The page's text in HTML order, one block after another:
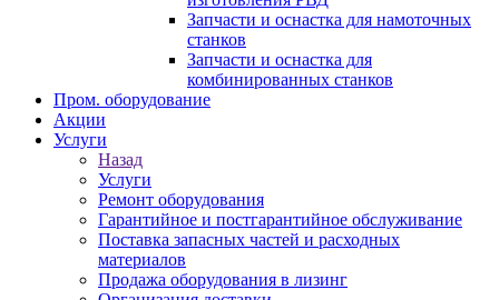
Запчасти и оснастка для намоточных
станков
Запчасти и оснастка для
комбинированных станков
Пром. оборудование
Акции
Услуги
Назад
Услуги
Ремонт оборудования
Гарантийное и постгарантийное обслуживание
Поставка запасных частей и расходных
материалов
Продажа оборудования в лизинг